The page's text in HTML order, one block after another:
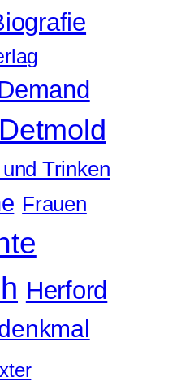
Detmold
Trinken
Frauen
Herford